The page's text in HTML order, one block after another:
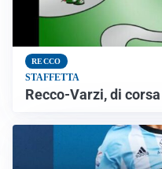
RECCO
STAFFETTA
Recco-Varzi, di